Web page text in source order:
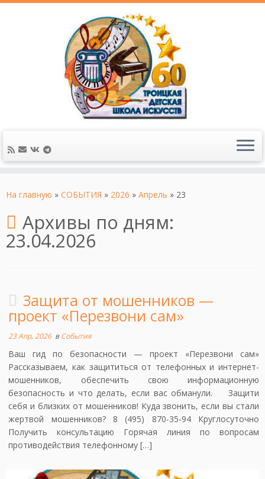
На главную » СОБЫТИЯ » 2026 » Апрель » 23
Архивы по дням:
23.04.2026
Защита от мошенников —
проект «Перезвони сам»
23 Апр, 2026вСобытия
Ваш гид по безопасности — проект «Перезвони сам»
Рассказываем, как защититься от телефонных и интернет-
мошенников, обеспечить свою информационную
безопасность и что делать, если вас обманули. Защити
себя и близких от мошенников! Куда звонить, если вы стали
жертвой мошенников? 8 (495) 870-35-94 Круглосуточно
Получить консультацию Горячая линия по вопросам
противодействия телефонному […]